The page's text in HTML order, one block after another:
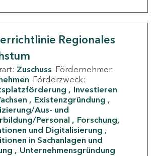
Regionales
Zuschuss Fördernehmer:
Förderzweck:
Investieren
Existenzgründung
Aus- und
Personal
Forschung,
und Digitalisierung
in Sachanlagen und
Unternehmensgründung